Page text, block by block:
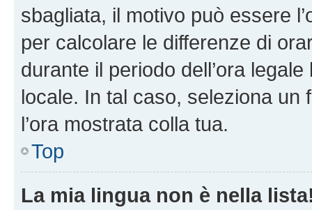
sbagliata, il motivo può essere
per calcolare le differenze di
durante il periodo dell’ora
locale. In tal caso, seleziona
l’ora mostrata colla tua.
Top
La mia lingua non è nella